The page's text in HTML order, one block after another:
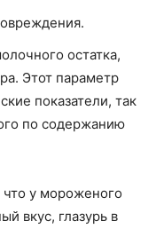
остатка,
Этот параметр
показатели, так
по содержанию
что у мороженого
вкус, глазурь в